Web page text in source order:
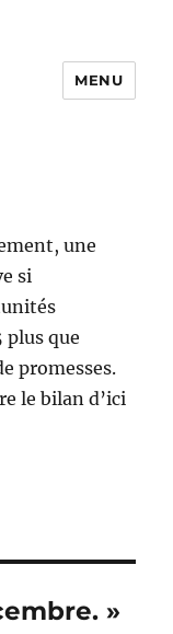
MENU
une
si
plus que
promesses.
le bilan d’ici
»